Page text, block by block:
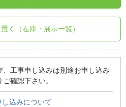
く（在庫・展示一覧）
工事申し込みは別途お申し込み
確認下さい。
込みについて